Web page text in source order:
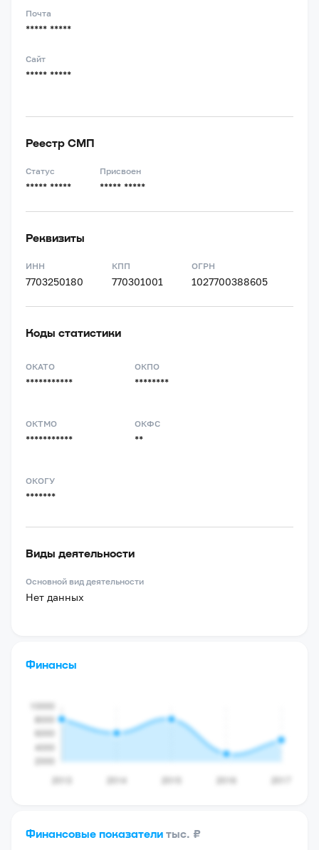
Почта
***** *****
Сайт
***** *****
Реестр СМП
Статус
***** *****
Присвоен
***** *****
Реквизиты
ИНН
7703250180
КПП
770301001
ОГРН
1027700388605
Коды статистики
ОКАТО
***********
ОКПО
********
ОКТМО
***********
ОКФС
**
ОКОГУ
*******
Виды деятельности
Основной вид деятельности
Нет данных
Финансы
Финансовые показатели тыс. ₽